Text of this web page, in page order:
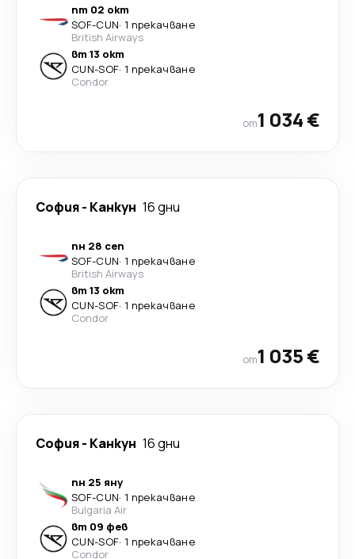
пт 02 окт
SOF-CUN· 1 прекачване
British Airways
вт 13 окт
CUN-SOF· 1 прекачване
Condor
от1 034 €
София- Канкун 16 дни
пн 28 сеп
SOF-CUN· 1 прекачване
British Airways
вт 13 окт
CUN-SOF· 1 прекачване
Condor
от1 035 €
София- Канкун 16 дни
пн 25 яну
SOF-CUN· 1 прекачване
Bulgaria Air
вт 09 фев
CUN-SOF· 1 прекачване
Condor